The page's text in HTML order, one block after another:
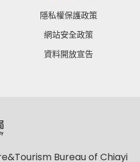
隱私權保護政策
網站安全政策
資料開放宣告
Bureau of Chiayi